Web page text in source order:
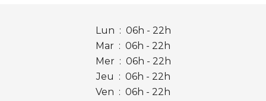
Lun : 06h - 22h
Mar : 06h - 22h
Mer: 06h - 22h
Jeu : 06h - 22h
Ven : 06h - 22h